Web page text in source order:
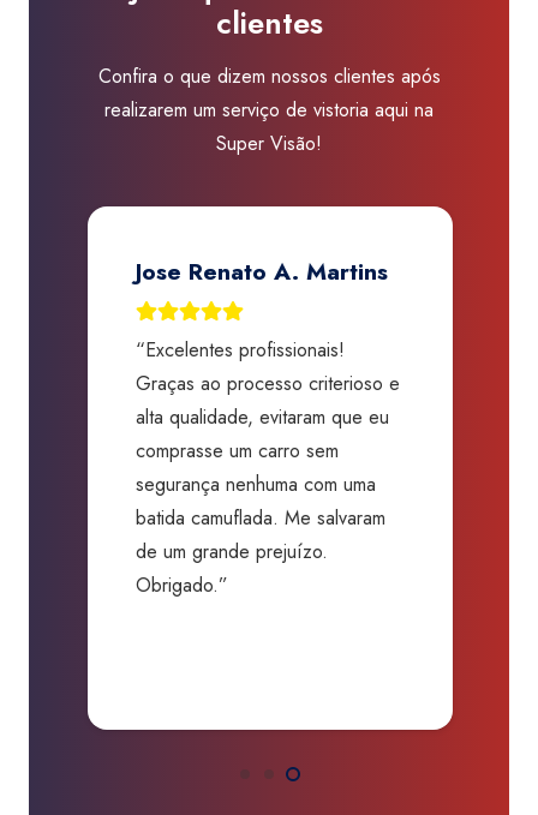
Jurubatuba
clientes
Confira o que dizem nossos clientes após
realizarem um serviço de vistoria aqui na
Super Visão!
Jose Renato A. Martins
“Excelentes profissionais!
Graças ao processo criterioso e
alta qualidade, evitaram que eu
comprasse um carro sem
segurança nenhuma com uma
batida camuflada. Me salvaram
de um grande prejuízo.
Obrigado.”